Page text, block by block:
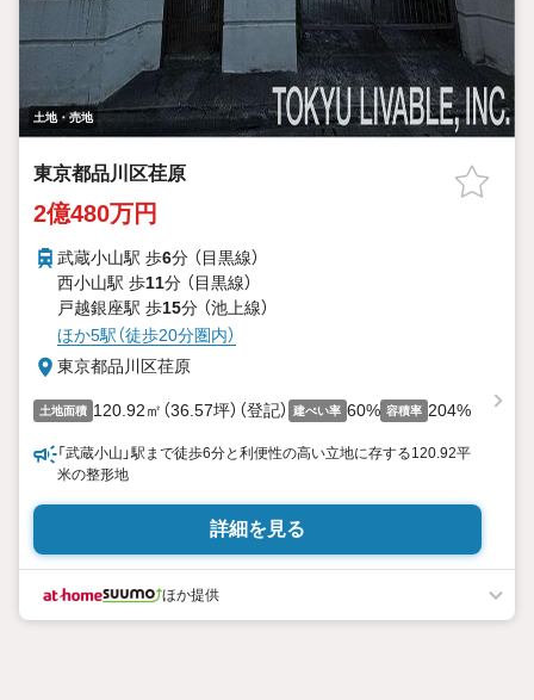
土地・売地
東京都品川区荏原
2億480万円
武蔵小山駅 歩6分 （目黒線）
西小山駅 歩11分 （目黒線）
戸越銀座駅 歩15分 （池上線）
ほか5駅（徒歩20分圏内）
東京都品川区荏原
土地面積 120.92㎡（36.57坪）（登記） 建ぺい率 60% 容積率 204%
「武蔵小山」駅まで徒歩6分と利便性の高い立地に存する120.92平
米の整形地
詳細を見る
ほか提供